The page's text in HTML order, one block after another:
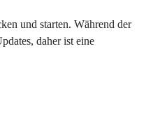
und starten. Während der
daher ist eine